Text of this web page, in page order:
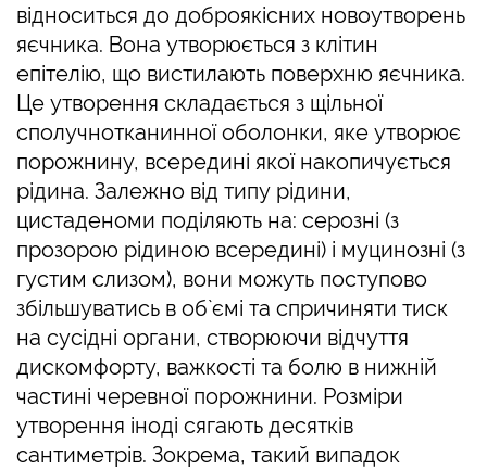
відноситься до доброякісних новоутворень
яєчника. Вона утворюється з клітин
епітелію, що вистилають поверхню яєчника.
Це утворення складається з щільної
сполучнотканинної оболонки, яке утворює
порожнину, всередині якої накопичується
рідина. Залежно від типу рідини,
цистаденоми поділяють на: серозні (з
прозорою рідиною всередині) і муцинозні (з
густим слизом), вони можуть поступово
збільшуватись в об`ємі та спричиняти тиск
на сусідні органи, створюючи відчуття
дискомфорту, важкості та болю в нижній
частині черевної порожнини. Розміри
утворення іноді сягають десятків
сантиметрів. Зокрема, такий випадок